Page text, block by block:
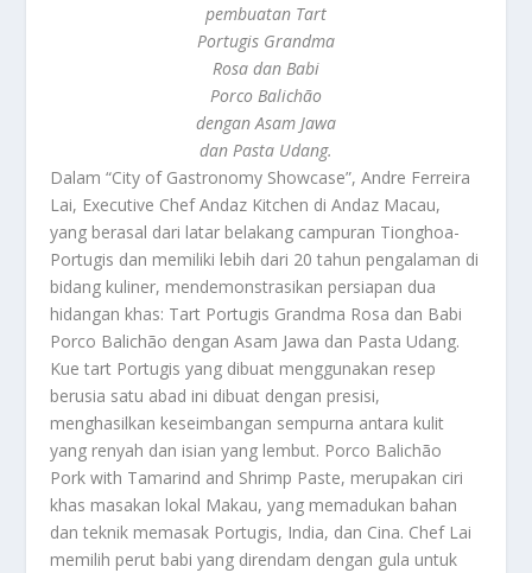
pembuatan Tart
Portugis Grandma
Rosa dan Babi
Porco Balichão
dengan Asam Jawa
dan Pasta Udang.
Dalam “City of Gastronomy Showcase”, Andre Ferreira
Lai, Executive Chef Andaz Kitchen di Andaz Macau,
yang berasal dari latar belakang campuran Tionghoa-
Portugis dan memiliki lebih dari 20 tahun pengalaman di
bidang kuliner, mendemonstrasikan persiapan dua
hidangan khas: Tart Portugis Grandma Rosa dan Babi
Porco Balichão dengan Asam Jawa dan Pasta Udang.
Kue tart Portugis yang dibuat menggunakan resep
berusia satu abad ini dibuat dengan presisi,
menghasilkan keseimbangan sempurna antara kulit
yang renyah dan isian yang lembut. Porco Balichão
Pork with Tamarind and Shrimp Paste, merupakan ciri
khas masakan lokal Makau, yang memadukan bahan
dan teknik memasak Portugis, India, dan Cina. Chef Lai
memilih perut babi yang direndam dengan gula untuk